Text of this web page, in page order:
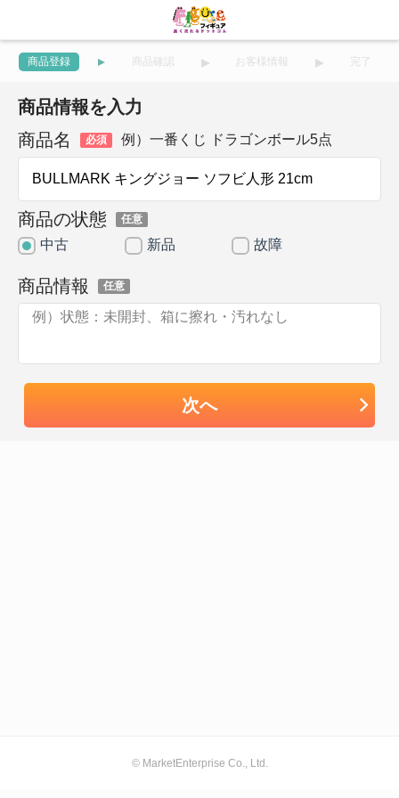
商品登録 商品確認 お客様情報 完了
商品情報を入力
商品名
必須 例）一番くじ ドラゴンボール5点
商品の状態 任意
中古 新品 故障
商品情報 任意
次へ
© MarketEnterprise Co., Ltd.